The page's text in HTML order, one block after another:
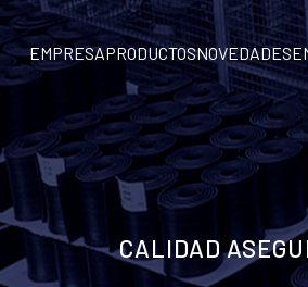
EMPRESAPRODUCTOSNOVEDADES
EMPRESAPRODUCTOSNOVEDADES
CALIDAD